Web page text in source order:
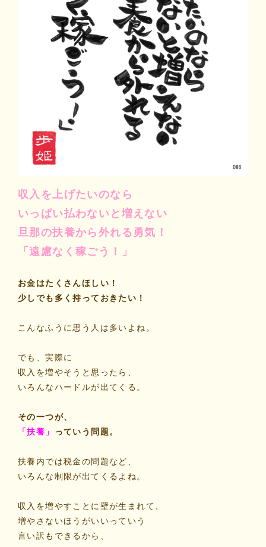
風水ミニビリちゃん診断
よくなるメッセージ
会社案内
お問い合わせ
収入を上げたいのなら
いっぱい払わないと増えない
旦那の扶養から外れる勇気！
「遠慮なく稼ごう！」
お金はたくさんほしい！
少しでも多く持っておきたい！
こんなふうに思う人は多いよね。
でも、実際に
収入を増やそうと思ったら、
いろんなハードルが出てくる。
その一つが、
「扶養」
っていう問題。
扶養内では税金の問題など、
いろんな制限が出てくるよね。
収入を増やすことに壁が生まれて、
増やさないほうがいいっていう
言い訳もできるから、